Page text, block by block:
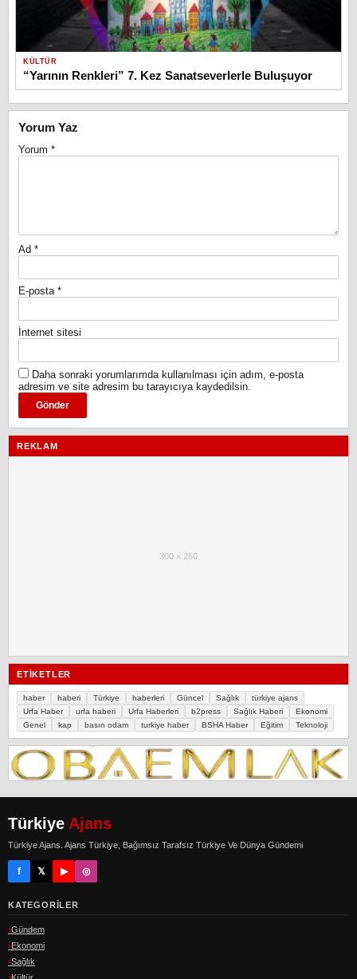
KÜLTÜR
“Yarının Renkleri” 7. Kez Sanatseverlerle Buluşuyor
Yorum Yaz
Yorum *
Ad *
E-posta *
İnternet sitesi
Daha sonraki yorumlarımda kullanılması için adım, e-posta
adresim ve site adresim bu tarayıcıya kaydedilsin.
REKLAM
300 × 250
ETIKETLER
haber haberi Türkiye haberleri Güncel Sağlık
türkiye ajans
Urfa Haber
urfa haberi Urfa Haberleri b2press Sağlık Haberi
Ekonomi
Genel
kap basın odam turkiye haber BSHA Haber Eğitim Teknoloji
Türkiye Ajans
Türkiye Ajans. Ajans Türkiye, Bağımsız Tarafsız Türkiye Ve Dünya Gündemi
f 𝕏 ▶ ◎
KATEGORILER
Gündem
Ekonomi
Sağlık